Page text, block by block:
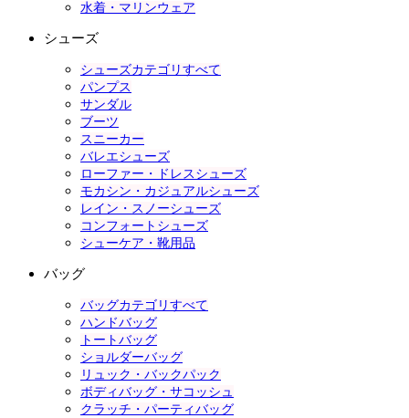
水着・マリンウェア
シューズ
シューズカテゴリすべて
パンプス
サンダル
ブーツ
スニーカー
バレエシューズ
ローファー・ドレスシューズ
モカシン・カジュアルシューズ
レイン・スノーシューズ
コンフォートシューズ
シューケア・靴用品
バッグ
バッグカテゴリすべて
ハンドバッグ
トートバッグ
ショルダーバッグ
リュック・バックパック
ボディバッグ・サコッシュ
クラッチ・パーティバッグ